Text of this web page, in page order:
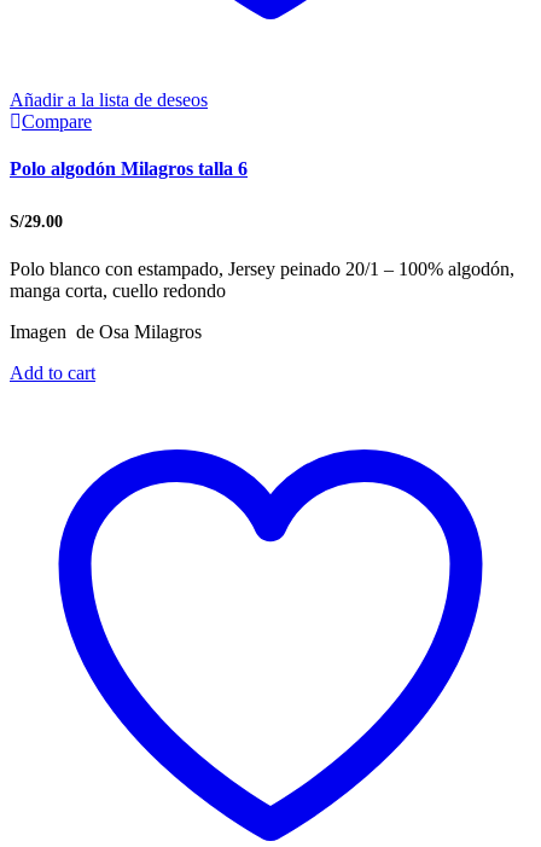
Añadir a la lista de deseos
Compare
Polo algodón Milagros talla 6
S/29.00
Polo blanco con estampado, Jersey peinado 20/1 – 100% algodón,
manga corta, cuello redondo
Imagen de Osa Milagros
Add to cart